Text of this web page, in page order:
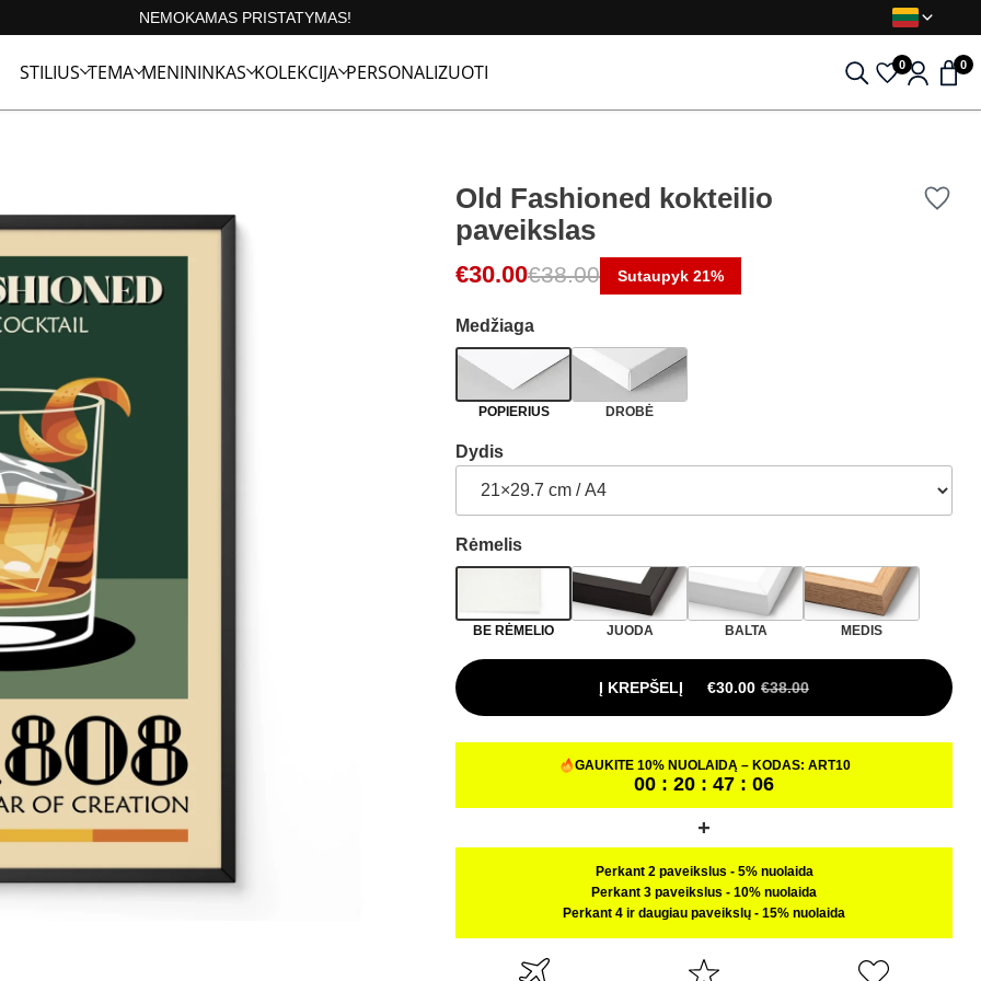
NEMOKAMAS PRISTATYMAS!
STILIUS TEMA MENININKAS KOLEKCIJA PERSONALIZUOTI 0 0
Old Fashioned kokteilio
paveikslas
€30.00€38.00 Sutaupyk 21%
Medžiaga
POPIERIUS DROBĖ
Dydis
Rėmelis
BE RĖMELIO JUODA BALTA MEDIS
Į KREPŠELĮ €30.00 €38.00
GAUKITE 10% NUOLAIDĄ – KODAS: ART10
00 : 20 : 47 : 05
Perkant 2 paveikslus - 5% nuolaida
Perkant 3 paveikslus - 10% nuolaida
Perkant 4 ir daugiau paveikslų - 15% nuolaida